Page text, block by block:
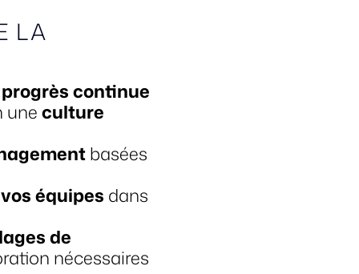
LA
continue
uneculture
basées
équipes dans
de
nécessaires